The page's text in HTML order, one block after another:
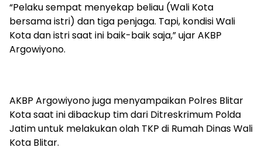
“Pelaku sempat menyekap beliau (Wali Kota
bersama istri) dan tiga penjaga. Tapi, kondisi Wali
Kota dan istri saat ini baik-baik saja,” ujar AKBP
Argowiyono.
AKBP Argowiyono juga menyampaikan Polres Blitar
Kota saat ini dibackup tim dari Ditreskrimum Polda
Jatim untuk melakukan olah TKP di Rumah Dinas Wali
Kota Blitar.